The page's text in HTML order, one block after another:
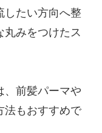
したい方向へ整
丸みをつけたス
、前髪パーマや
法もおすすめで